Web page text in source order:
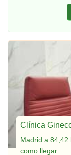
Clínica
Madrid a 84,42
como llegar